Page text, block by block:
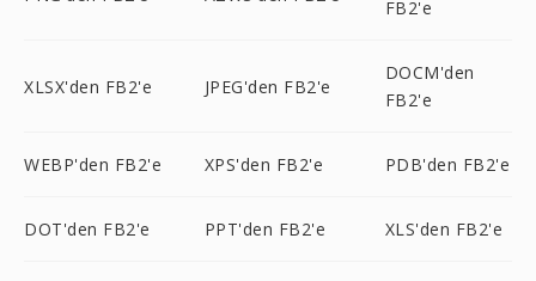
FB2'e
XLSX'den FB2'e JPEG'den FB2'e
DOCM'den
FB2'e
WEBP'den FB2'e XPS'den FB2'e PDB'den FB2'e
DOT'den FB2'e PPT'den FB2'e XLS'den FB2'e